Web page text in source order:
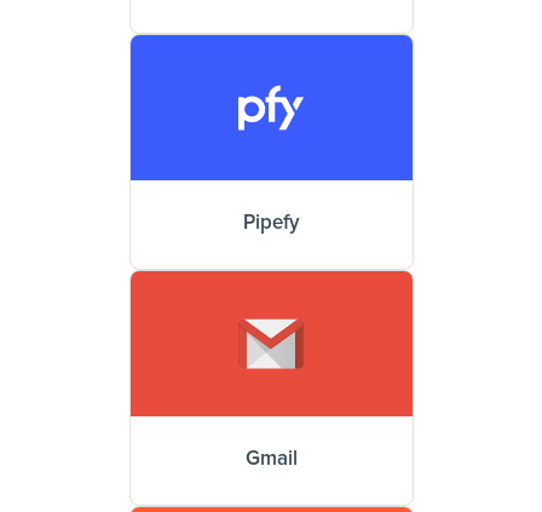
Pipefy
Gmail